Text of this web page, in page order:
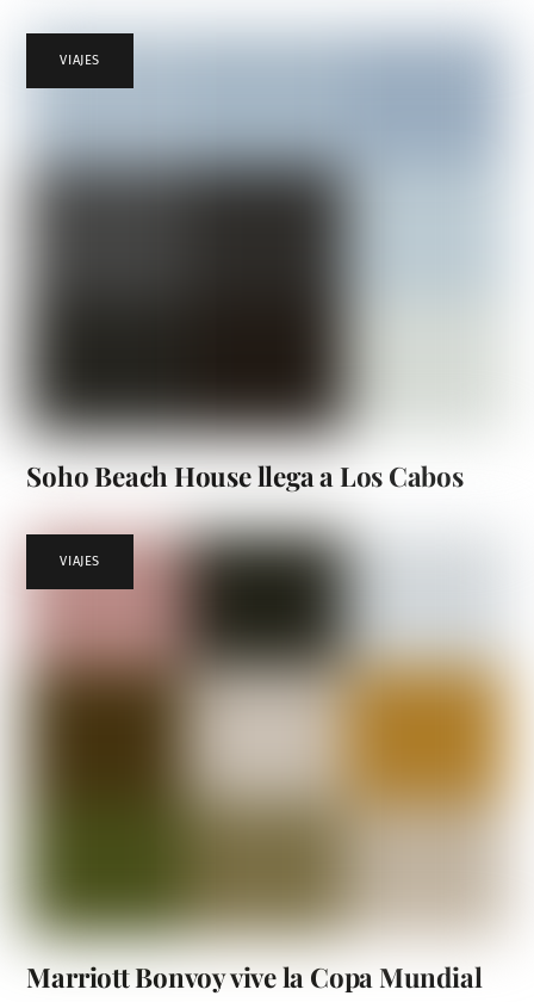
VIAJES
Soho Beach House llega a Los Cabos
VIAJES
Marriott Bonvoy vive la Copa Mundial